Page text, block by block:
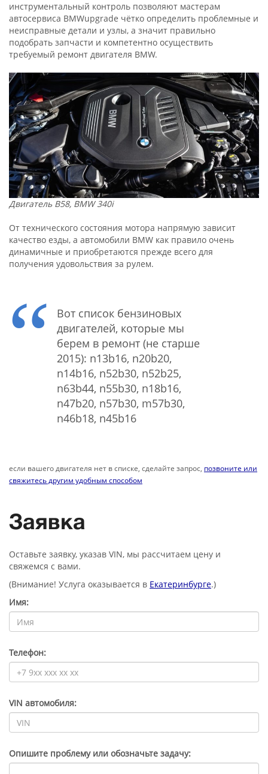
инструментальный контроль позволяют мастерам
автосервиса BMWupgrade чётко определить проблемные и
неисправные детали и узлы, а значит правильно
подобрать запчасти и компетентно осуществить
требуемый ремонт двигателя BMW.
Двигатель B58, BMW 340i
От технического состояния мотора напрямую зависит
качество езды, а автомобили BMW как правило очень
динамичные и приобретаются прежде всего для
получения удовольствия за рулем.
Вот список бензиновых
двигателей, которые мы
берем в ремонт (не старше
2015): n13b16, n20b20,
n14b16, n52b30, n52b25,
n63b44, n55b30, n18b16,
n47b20, n57b30, m57b30,
n46b18, n45b16
если вашего двигателя нет в списке, сделайте запрос, позвоните или
свяжитесь другим удобным способом
Заявка
Оставьте заявку, указав VIN, мы рассчитаем цену и
свяжемся с вами.
(Внимание! Услуга оказывается в Екатеринбурге.)
Имя:
Телефон:
VIN автомобиля:
Опишите проблему или обозначьте задачу: